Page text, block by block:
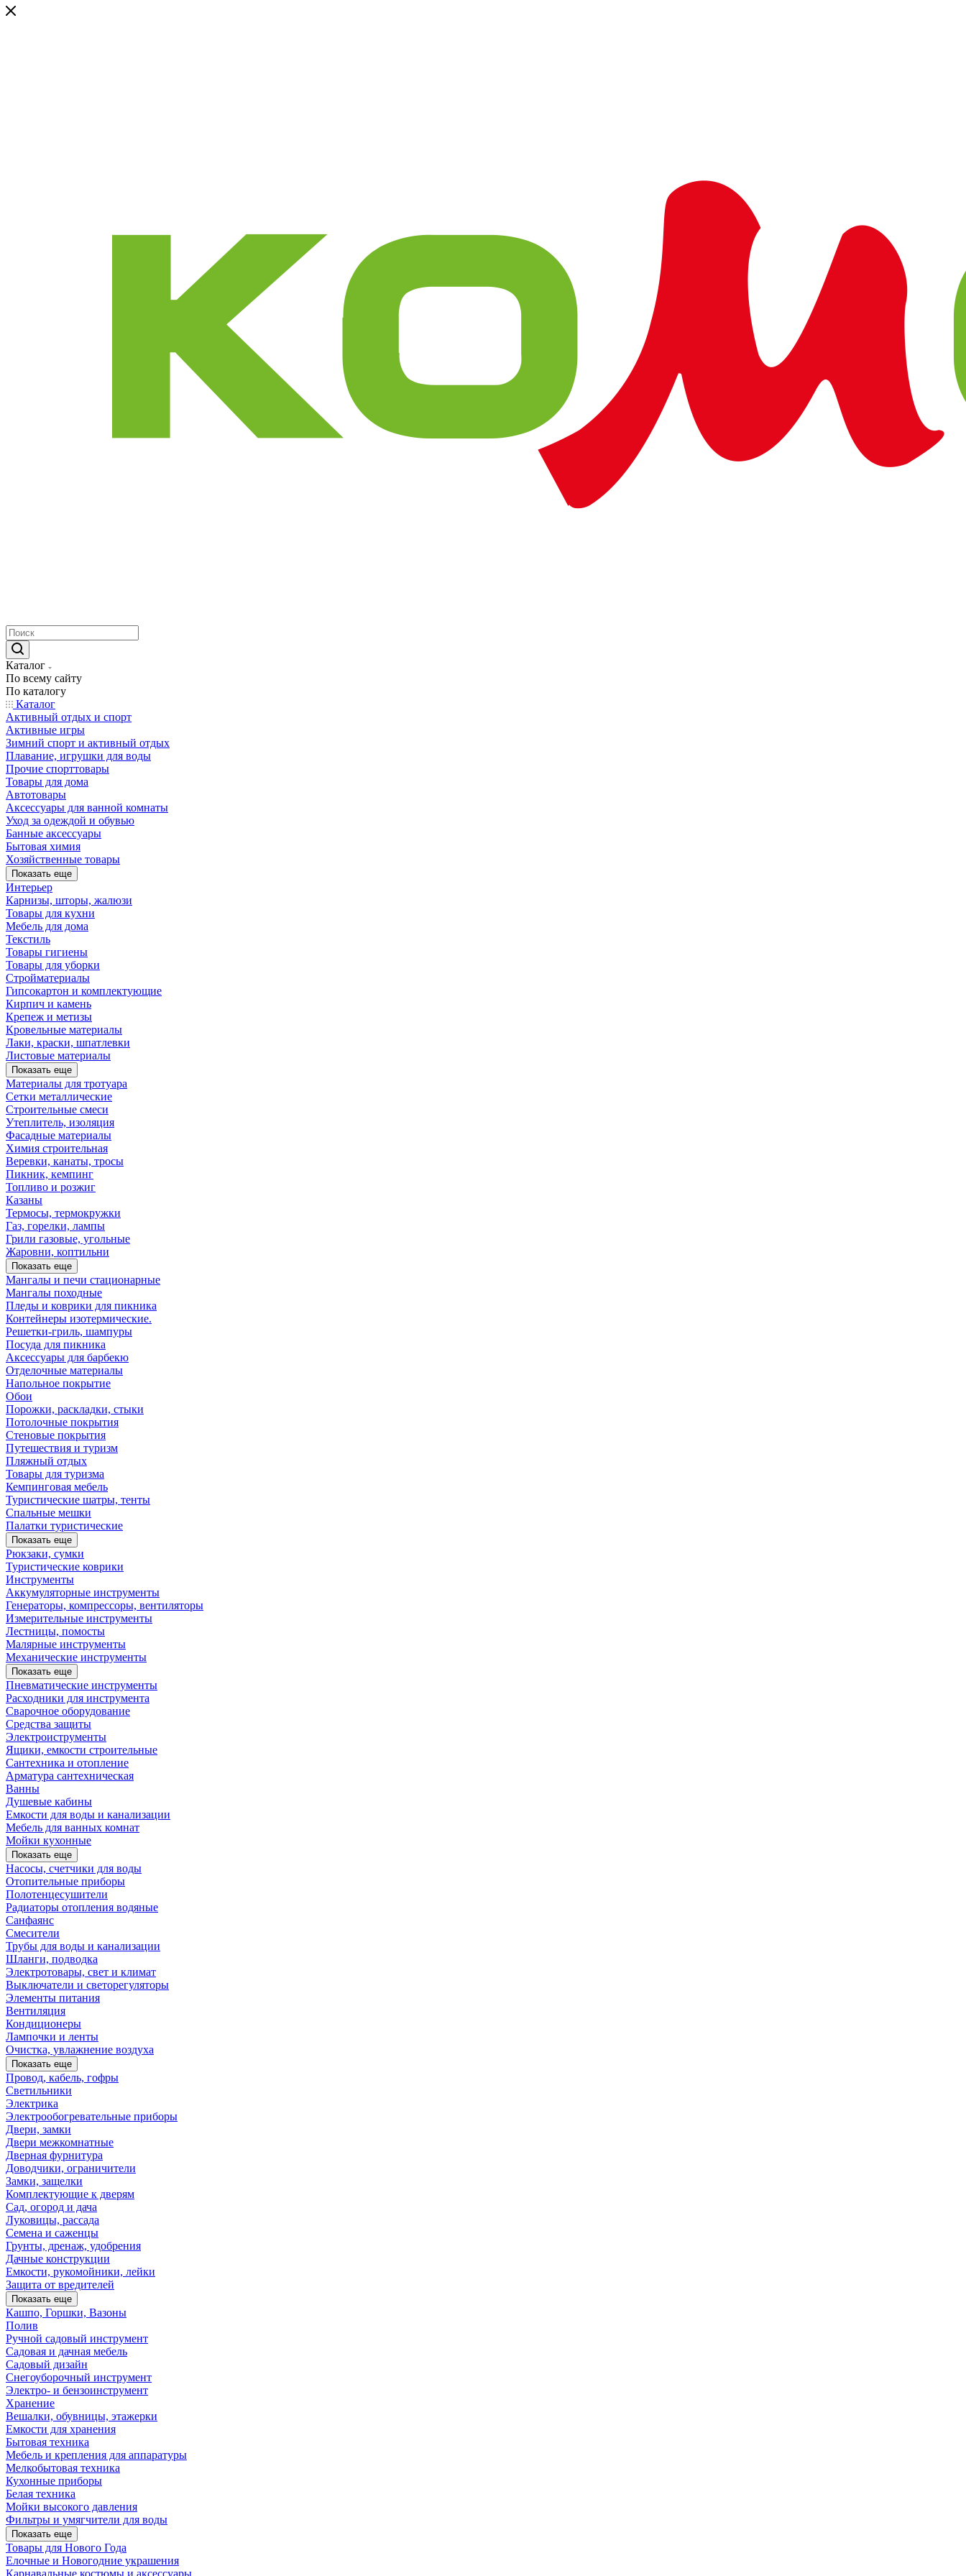
Каталог
По всему сайту
По каталогу
Каталог
Активный отдых и спорт
Активные игры
Зимний спорт и активный отдых
Плавание, игрушки для воды
Прочие спорттовары
Товары для дома
Автотовары
Аксессуары для ванной комнаты
Уход за одеждой и обувью
Банные аксессуары
Бытовая химия
Хозяйственные товары
Показать еще
Интерьер
Карнизы, шторы, жалюзи
Товары для кухни
Мебель для дома
Текстиль
Товары гигиены
Товары для уборки
Стройматериалы
Гипсокартон и комплектующие
Кирпич и камень
Крепеж и метизы
Кровельные материалы
Лаки, краски, шпатлевки
Листовые материалы
Показать еще
Материалы для тротуара
Сетки металлические
Строительные смеси
Утеплитель, изоляция
Фасадные материалы
Химия строительная
Веревки, канаты, тросы
Пикник, кемпинг
Топливо и розжиг
Казаны
Термосы, термокружки
Газ, горелки, лампы
Грили газовые, угольные
Жаровни, коптильни
Показать еще
Мангалы и печи стационарные
Мангалы походные
Пледы и коврики для пикника
Контейнеры изотермические.
Решетки-гриль, шампуры
Посуда для пикника
Аксессуары для барбекю
Отделочные материалы
Напольное покрытие
Обои
Порожки, раскладки, стыки
Потолочные покрытия
Стеновые покрытия
Путешествия и туризм
Пляжный отдых
Товары для туризма
Кемпинговая мебель
Туристические шатры, тенты
Спальные мешки
Палатки туристические
Показать еще
Рюкзаки, сумки
Туристические коврики
Инструменты
Аккумуляторные инструменты
Генераторы, компрессоры, вентиляторы
Измерительные инструменты
Лестницы, помосты
Малярные инструменты
Механические инструменты
Показать еще
Пневматические инструменты
Расходники для инструмента
Сварочное оборудование
Средства защиты
Электроиструменты
Ящики, емкости строительные
Сантехника и отопление
Арматура сантехническая
Ванны
Душевые кабины
Емкости для воды и канализации
Мебель для ванных комнат
Мойки кухонные
Показать еще
Насосы, счетчики для воды
Отопительные приборы
Полотенцесушители
Радиаторы отопления водяные
Санфаянс
Смесители
Трубы для воды и канализации
Шланги, подводка
Электротовары, свет и климат
Выключатели и светорегуляторы
Элементы питания
Вентиляция
Кондиционеры
Лампочки и ленты
Очистка, увлажнение воздуха
Показать еще
Провод, кабель, гофры
Светильники
Электрика
Электрообогревательные приборы
Двери, замки
Двери межкомнатные
Дверная фурнитура
Доводчики, ограничители
Замки, защелки
Комплектующие к дверям
Сад, огород и дача
Луковицы, рассада
Семена и саженцы
Грунты, дренаж, удобрения
Дачные конструкции
Емкости, рукомойники, лейки
Защита от вредителей
Показать еще
Кашпо, Горшки, Вазоны
Полив
Ручной садовый инструмент
Садовая и дачная мебель
Садовый дизайн
Снегоуборочный инструмент
Электро- и бензоинструмент
Хранение
Вешалки, обувницы, этажерки
Емкости для хранения
Бытовая техника
Мебель и крепления для аппаратуры
Мелкобытовая техника
Кухонные приборы
Белая техника
Мойки высокого давления
Фильтры и умягчители для воды
Показать еще
Товары для Нового Года
Елочные и Новогодние украшения
Карнавальные костюмы и аксессуары